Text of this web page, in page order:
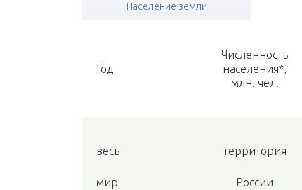
Население земли
Год
Численность
населения*,
млн. чел.
весь
мир
территория
России